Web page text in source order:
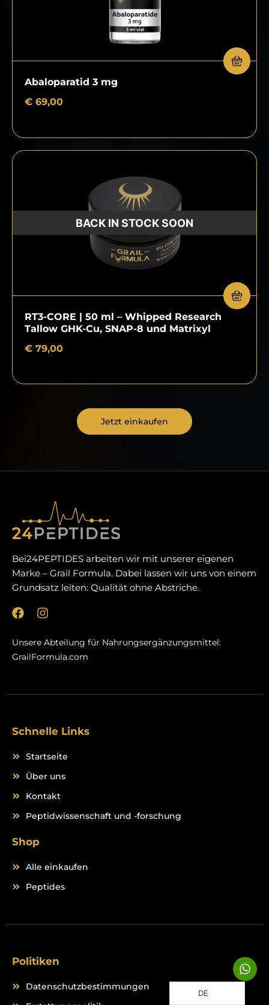
Abaloparatid 3 mg
€ 69,00
RT3-CORE | 50 ml – Whipped Research
Tallow GHK-Cu, SNAP-8 und Matrixyl
€ 79,00
Jetzt einkaufen
Schnelle Links
Startseite
Über uns
Kontakt
Peptidwissenschaft und -forschung
Shop
Alle einkaufen
Peptides
Bei24PEPTIDES arbeiten wir mit unserer eigenen
Marke – Grail Formula. Dabei lassen wir uns von einem
Grundsatz leiten: Qualität ohne Abstriche.
F
c
e
b
k
I
s
t
a
a
Unsere Abteilung für Nahrungsergänzungsmittel:
GrailFormula.com
Politiken
Datenschutzbestimmungen
W
h
a
DE